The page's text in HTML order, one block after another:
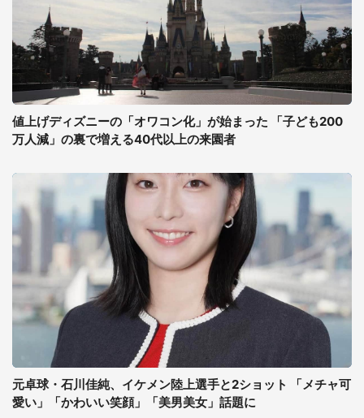
値上げディズニーの「オワコン化」が始まった 「子ども200
万人減」の裏で増える40代以上の来園者
元卓球・石川佳純、イケメン陸上選手と2ショット 「メチャ可
愛い」「かわいい笑顔」「美男美女」話題に